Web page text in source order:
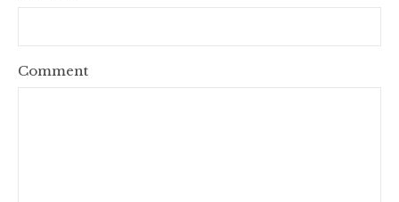
Comment